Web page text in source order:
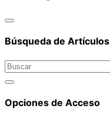
Búsqueda de Artículos
Opciones de Acceso